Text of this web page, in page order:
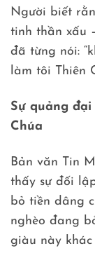
Người biết
tinh thần xấu
đã từng nói:
làm tôi Thiên
Sự quảng
Chúa
Bản văn Tin
thấy sự đối
bỏ tiền dâng
nghèo đang
giàu này